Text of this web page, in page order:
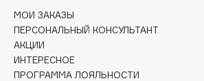
Collagenina
Consly
Corimo
CosRX
МОИ ЗАКАЗЫ
ПЕРСОНАЛЬНЫЙ КОНСУЛЬТАНТ
АКЦИИ
ИНТЕРЕСНОЕ
ПРОГРАММА ЛОЯЛЬНОСТИ